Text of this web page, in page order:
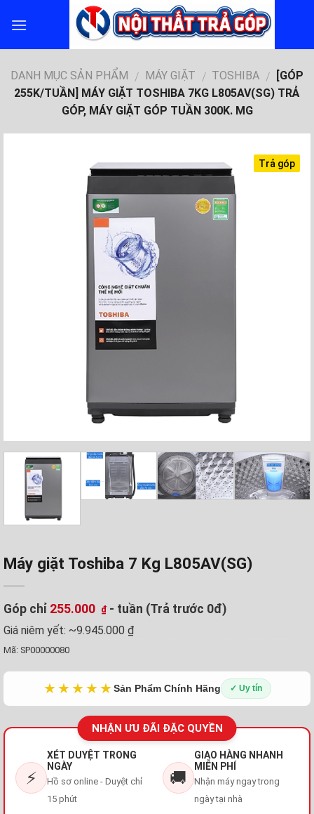
DANH MỤC SẢN PHẨM / MÁY GIẶT / TOSHIBA /
[GÓP
255K/TUẦN] MÁY GIẶT TOSHIBA 7KG L805AV(SG) TRẢ
GÓP, MÁY GIẶT GÓP TUẦN 300K. MG
Trả góp
Máy giặt Toshiba 7 Kg L805AV(SG)
Góp chỉ 255.000 ₫ - tuần (Trả trước 0đ)
Giá niêm yết: ~9.945.000 ₫
Mã: SP00000080
★★★★★Sản Phẩm Chính Hãng ✓ Uy tín
NHẬN ƯU ĐÃI ĐẶC QUYỀN
⚡
XÉT DUYỆT TRONG
NGÀY
Hồ sơ online - Duyệt chỉ
15 phút
🚚
GIAO HÀNG NHANH
MIỄN PHÍ
Nhận máy ngay trong
ngày tại nhà